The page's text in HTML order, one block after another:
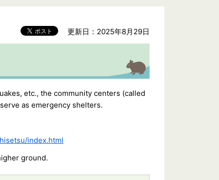
更新日：2025年8月29日
etc., the community centers (called
as emergency shelters.
index.html
ground.